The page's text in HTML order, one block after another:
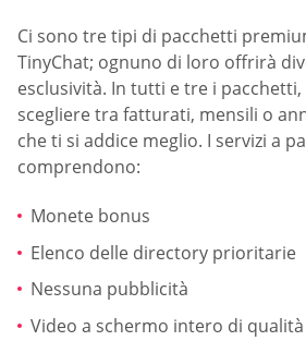
Ci sono tre tipi di pacchetti
TinyChat; ognuno di loro offrirà
esclusività. In tutti e tre i
scegliere tra fatturati, mensili o
che ti si addice meglio. I servizi a
comprendono:
Monete bonus
Elenco delle directory prioritarie
Nessuna pubblicità
Video a schermo intero di qualità